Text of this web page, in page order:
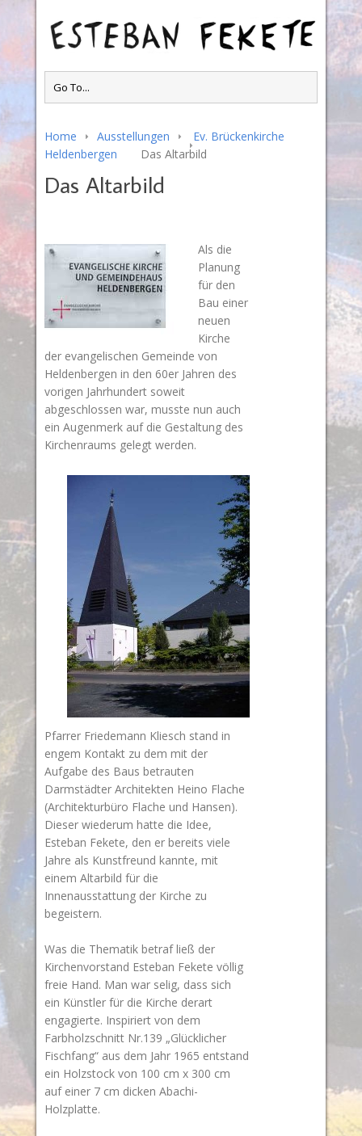
Home Ausstellungen
Ev. Brückenkirche
Heldenbergen
Das Altarbild
Das Altarbild
Als die
Planung
für den
Bau einer
neuen
Kirche
der evangelischen Gemeinde von
Heldenbergen in den 60er Jahren des
vorigen Jahrhundert soweit
abgeschlossen war, musste nun auch
ein Augenmerk auf die Gestaltung des
Kirchenraums gelegt werden.
Pfarrer Friedemann Kliesch stand in
engem Kontakt zu dem mit der
Aufgabe des Baus betrauten
Darmstädter Architekten Heino Flache
(Architekturbüro Flache und Hansen).
Dieser wiederum hatte die Idee,
Esteban Fekete, den er bereits viele
Jahre als Kunstfreund kannte, mit
einem Altarbild für die
Innenausstattung der Kirche zu
begeistern.
Was die Thematik betraf ließ der
Kirchenvorstand Esteban Fekete völlig
freie Hand. Man war selig, dass sich
ein Künstler für die Kirche derart
engagierte. Inspiriert von dem
Farbholzschnitt Nr.139 „Glücklicher
Fischfang“ aus dem Jahr 1965 entstand
ein Holzstock von 100 cm x 300 cm
auf einer 7 cm dicken Abachi-
Holzplatte.